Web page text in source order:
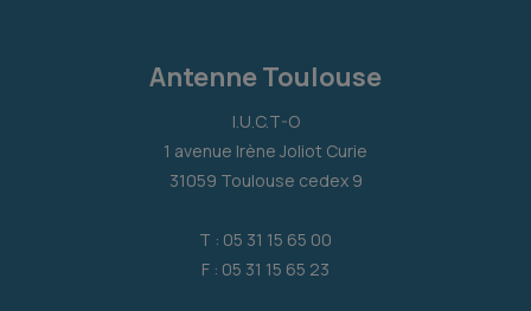
Antenne Toulouse
I.U.C.T-O
1 avenue Irène Joliot Curie
31059 Toulouse cedex 9
T : 05 31 15 65 00
F : 05 31 15 65 23